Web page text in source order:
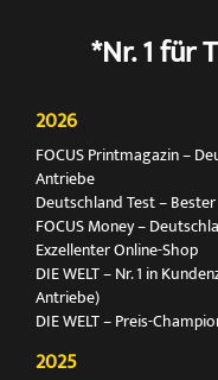
*Nr. 1 für
2026
FOCUS Printmagazin –
Antriebe
Deutschland Test –
FOCUS Money –
Exzellenter Online-Shop
DIE WELT – Nr. 1 in
Antriebe)
DIE WELT – Preis-
2025